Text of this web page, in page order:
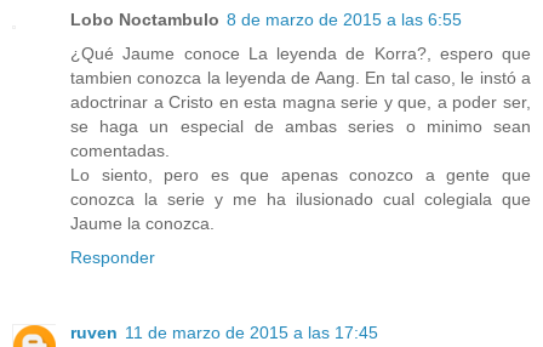
Lobo Noctambulo 8 de marzo de 2015 a las 6:55
¿Qué Jaume conoce La leyenda de Korra?, espero que
tambien conozca la leyenda de Aang. En tal caso, le instó a
adoctrinar a Cristo en esta magna serie y que, a poder ser,
se haga un especial de ambas series o minimo sean
comentadas.
Lo siento, pero es que apenas conozco a gente que
conozca la serie y me ha ilusionado cual colegiala que
Jaume la conozca.
Responder
ruven 11 de marzo de 2015 a las 17:45